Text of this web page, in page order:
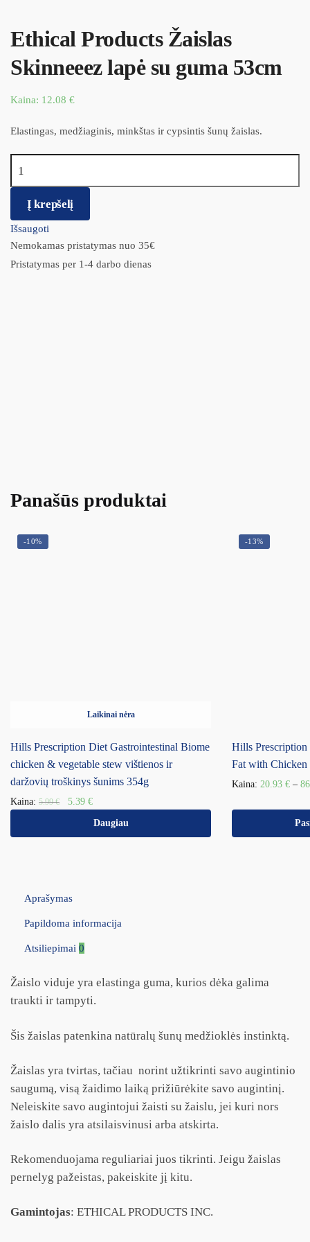
Ethical Products Žaislas
Skinneeez lapė su guma 53cm
Kaina: 12.08 €
Elastingas, medžiaginis, minkštas ir cypsintis šunų žaislas.
Į krepšelį
Išsaugoti
Nemokamas pristatymas nuo 35€
Pristatymas per 1-4 darbo dienas
Panašūs produktai
-10%
Laikinai nėra
Hills Prescription Diet Gastrointestinal Biome
chicken & vegetable stew vištienos ir
daržovių troškinys šunims 354g
Kaina: 5.99€ 5.39 €
Daugiau
-13%
Hills
Fat with Chicken
Kaina: 20.93 € –
Aprašymas
Papildoma informacija
Atsiliepimai 0
Žaislo viduje yra elastinga guma, kurios dėka galima
traukti ir tampyti.
Šis žaislas patenkina natūralų šunų medžioklės instinktą.
Žaislas yra tvirtas, tačiau norint užtikrinti savo augintinio
saugumą, visą žaidimo laiką prižiūrėkite savo augintinį.
Neleiskite savo augintojui žaisti su žaislu, jei kuri nors
žaislo dalis yra atsilaisvinusi arba atskirta.
Rekomenduojama reguliariai juos tikrinti. Jeigu žaislas
pernelyg pažeistas, pakeiskite jį kitu.
Gamintojas: ETHICAL PRODUCTS INC.